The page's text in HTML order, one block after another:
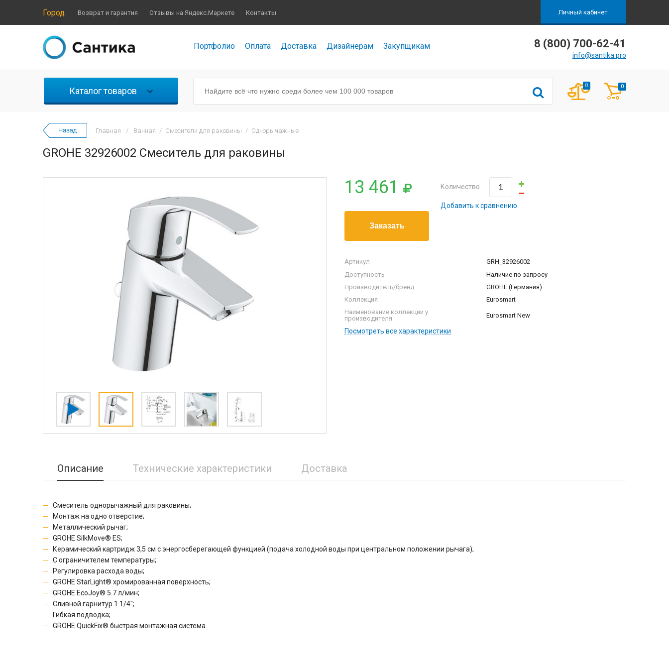
Город Возврат и гарантия Отзывы на Яндекс.Маркете Контакты Личный кабинет
Портфолио Оплата Доставка Дизайнерам Закупщикам 8 (800) 700-62-41
info@santika.pro
Каталог товаров
0 0
Главная / Ванная / Смесители для раковины / Однорычажные
GROHE 32926002 Смеситель для раковины
13 461 Количество
Добавить к сравнению
Артикул
GRH_32926002
Доступность
Наличие по запросу
Производитель/бренд
GROHE (Германия)
Коллекция
Eurosmart
Наименование коллекции у
производителя
Eurosmart New
Посмотреть все характеристики
Описание Технические характеристики Доставка
Смеситель однорычажный для раковины;
Монтаж на одно отверстие;
Металлический рычаг;
GROHE SilkMove® ES;
Керамический картридж 3,5 см с энергосберегающей функцией (подача холодной воды при центральном положении рычага);
С ограничителем температуры;
Регулировка расхода воды;
GROHE StarLight® хромированная поверхность;
GROHE EcoJoy® 5.7 л/мин;
Сливной гарнитур 1 1/4";
Гибкая подводка;
GROHE QuickFix® быстрая монтажная система.